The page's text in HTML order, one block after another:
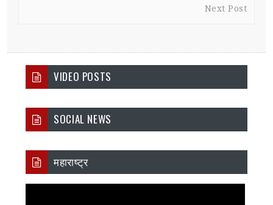
VIDEO POSTS
SOCIAL NEWS
महाराष्ट्र
Next Post